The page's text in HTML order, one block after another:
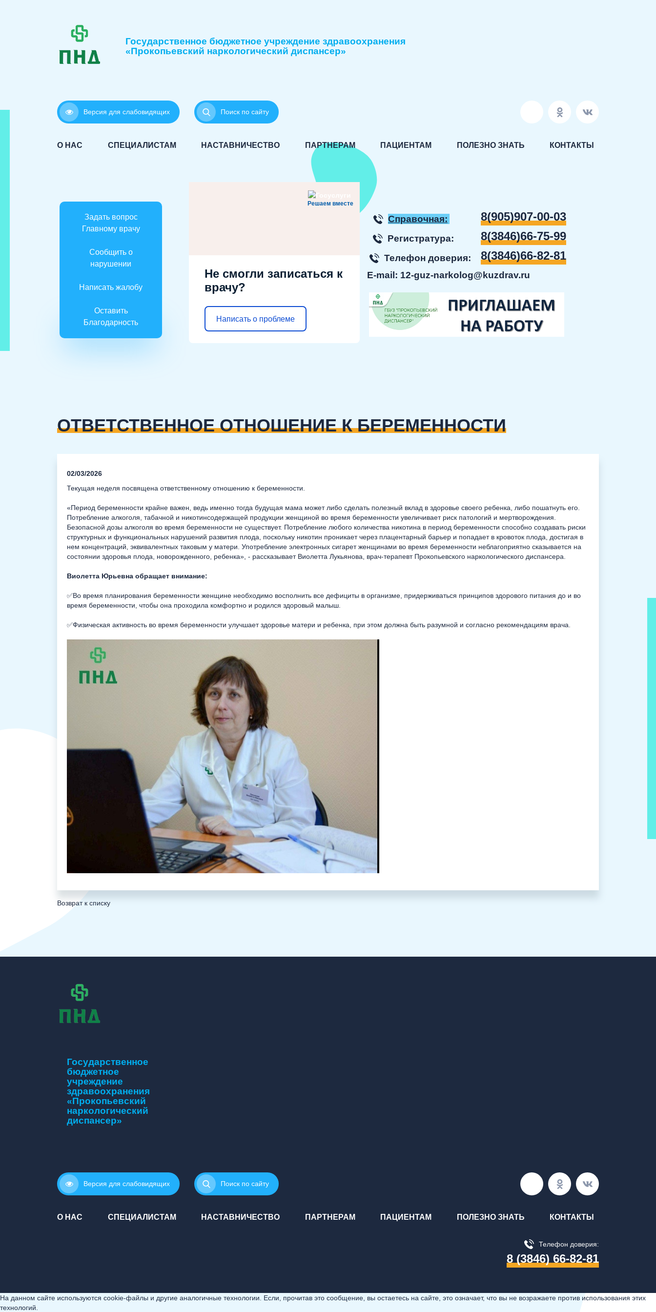
Государственное бюджетное учреждение здравоохранения
«Прокопьевский наркологический диспансер»
Версия для слабовидящих Поиск по сайту
О НАС СПЕЦИАЛИСТАМ НАСТАВНИЧЕСТВО ПАРТНЕРАМ ПАЦИЕНТАМ ПОЛЕЗНО ЗНАТЬ КОНТАКТЫ
Задать вопрос
Главному врачу
Сообщить о
нарушении
Написать жалобу
Оставить
Благодарность
Решаем вместе
Не смогли записаться к
врачу?
Написать о проблеме
Справочная: 8(905)907-00-03
Регистратура: 8(3846)66-75-99
Телефон доверия: 8(3846)66-82-81
E-mail: 12-guz-narkolog@kuzdrav.ru
ОТВЕТСТВЕННОЕ ОТНОШЕНИЕ К БЕРЕМЕННОСТИ
02/03/2026
Текущая неделя посвящена ответственному отношению к беременности.
«Период беременности крайне важен, ведь именно тогда будущая мама может либо сделать полезный вклад в здоровье своего ребенка, либо пошатнуть его.
Потребление алкоголя, табачной и никотинсодержащей продукции женщиной во время беременности увеличивает риск патологий и мертворождения.
Безопасной дозы алкоголя во время беременности не существует. Потребление любого количества никотина в период беременности способно создавать риски
структурных и функциональных нарушений развития плода, поскольку никотин проникает через плацентарный барьер и попадает в кровоток плода, достигая в
нем концентраций, эквивалентных таковым у матери. Употребление электронных сигарет женщинами во время беременности неблагоприятно сказывается на
состоянии здоровья плода, новорожденного, ребенка», - рассказывает Виолетта Лукьянова, врач-терапевт Прокопьевского наркологического диспансера.
Виолетта Юрьевна обращает внимание:
✅Во время планирования беременности женщине необходимо восполнить все дефициты в организме, придерживаться принципов здорового питания до и во
время беременности, чтобы она проходила комфортно и родился здоровый малыш.
✅Физическая активность во время беременности улучшает здоровье матери и ребенка, при этом должна быть разумной и согласно рекомендациям врача.
Возврат к списку
Государственное
бюджетное
учреждение
здравоохранения
«Прокопьевский
наркологический
диспансер»
Версия для слабовидящих Поиск по сайту
О НАС СПЕЦИАЛИСТАМ НАСТАВНИЧЕСТВО ПАРТНЕРАМ ПАЦИЕНТАМ ПОЛЕЗНО ЗНАТЬ КОНТАКТЫ
Телефон доверия:
8 (3846) 66-82-81
На данном сайте используются cookie-файлы и другие аналогичные технологии. Если, прочитав это сообщение, вы остаетесь на сайте, это означает, что вы не возражаете против использования этих
технологий.